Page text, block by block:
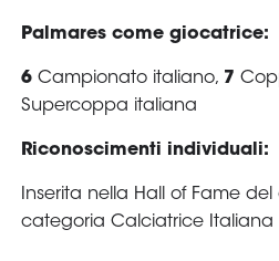
Assicurazione